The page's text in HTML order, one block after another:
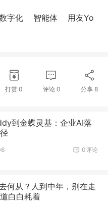
字化 智能体
用友Yo
打赏 0 评论 0 分享 8
到金蝶灵基：企业AI落
0评论
何从？人到中年，别在走
白白耗着